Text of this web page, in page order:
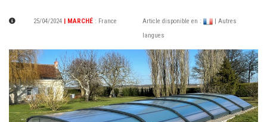
25/04/2024 | MARCHÉ : France Article disponible en :
| Autres
langues